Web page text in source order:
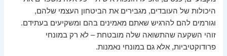
היכולות של העובדים, מגבירים את הביטחון העצמי שלהם,
וגורמים להם להרגיש שאתם מאמינים בהם ומשקיעים בעתידם.
זוהי השקעה שהתשואה שלה מובטחת – לא רק במונחי
פרודוקטיביות, אלא גם במונחי נאמנות.